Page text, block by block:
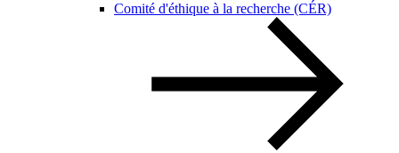
Comité d'éthique à la recherche (CÉR)